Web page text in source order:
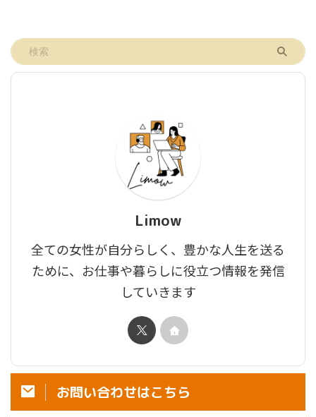
Limow
全ての女性が自分らしく、豊かな人生を送る
ために、お仕事や暮らしに役立つ情報を発信
していきます
お問い合わせはこちら